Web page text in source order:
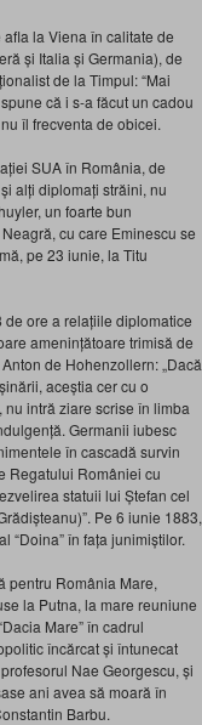
la Viena în calitate de
și Italia și Germania), de
de la Timpul: “Mai
că i s-a făcut un cadou
îl frecventa de obicei.
SUA în România, de
alți diplomați străini, nu
un foarte bun
cu care Eminescu se
pe 23 iunie, la Titu
de ore a relațiile diplomatice
amenințătoare trimisă de
de Hohenzollern: „Dacă
aceștia cer cu o
intră ziare scrise în limba
Germanii iubesc
în cascadă survin
Regatului României cu
statuii lui Ștefan cel
Pe 6 iunie 1883,
“Doina” în fața junimiștilor.
pentru România Mare,
la Putna, la mare reuniune
Mare” în cadrul
încărcat și întunecat
Nae Georgescu, și
ani avea să moară în
Barbu.